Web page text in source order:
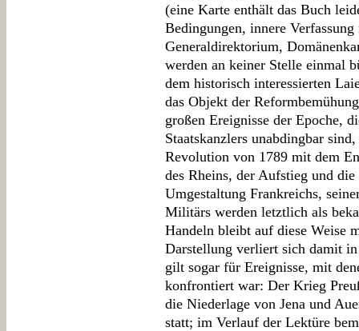
(eine Karte enthält das Buch
Bedingungen, innere
Generaldirektorium,
werden an keiner Stelle einmal
dem historisch interessierten
das Objekt der
großen Ereignisse der Epoche,
Staatskanzlers unabdingbar
Revolution von 1789 mit dem
des Rheins, der Aufstieg und
Umgestaltung Frankreichs,
Militärs werden letztlich als
Handeln bleibt auf diese Weise
Darstellung verliert sich damit
gilt sogar für Ereignisse, mit
konfrontiert war: Der Krieg
die Niederlage von Jena und
statt; im Verlauf der Lektüre